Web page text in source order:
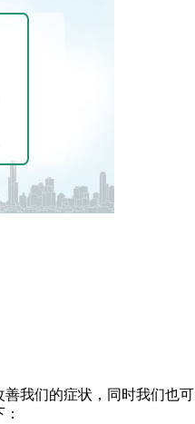
我们的症状，同时我们也